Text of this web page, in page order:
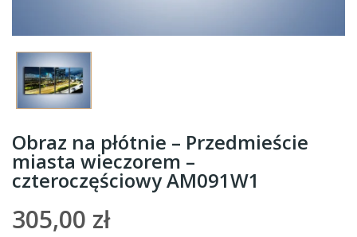
Obraz na płótnie – Przedmieście
miasta wieczorem –
czteroczęściowy AM091W1
305,00 zł